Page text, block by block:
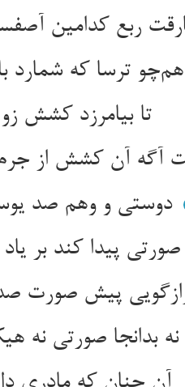
دوستی و وهم صد یوسف تند ** اسحر از هاروت و ماروتست خود
نه بدانجا صورتی نه هیکلی ** زاده از وی صد الست و صد بلی